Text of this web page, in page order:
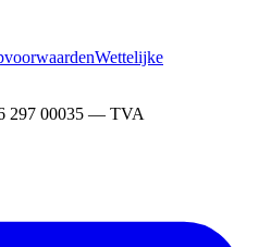
Wettelijke
297 00035 — TVA